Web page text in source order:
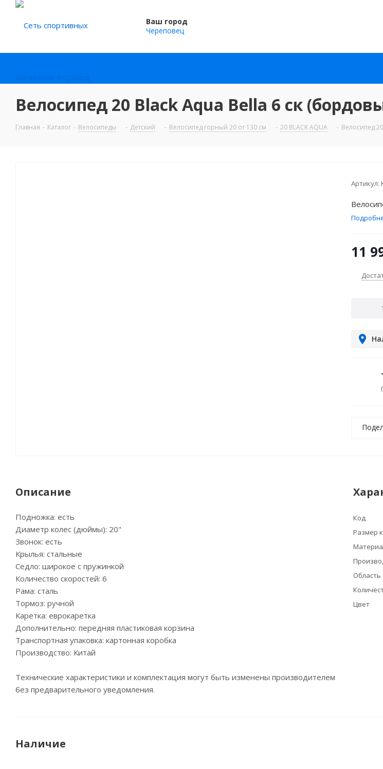
Ваш город
Череповец
Велосипед 20 Black Aqua Bella 6 ск
Главная - Каталог - Велосипеды - Детский - Велосипед горный 20 от 130 см - 20 BLACK AQUA - Велосипед
Артикул:
11
Описание
Подножка: есть
Диаметр колес (дюймы): 20"
Звонок: есть
Крылья: стальные
Седло: широкое с пружинкой
Количество скоростей: 6
Рама: сталь
Тормоз: ручной
Каретка: еврокаретка
Дополнительно: передняя пластиковая корзина
Транспортная упаковка: картонная коробка
Производство: Китай
Технические характеристики и комплектация могут быть изменены производителем
без предварительного уведомления.
Код
Размер
Цвет
Наличие